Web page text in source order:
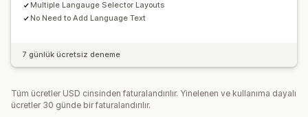
Multiple Langauge Selector Layouts
No Need to Add Language Text
7 günlük ücretsiz deneme
Tüm ücretler USD cinsinden faturalandırılır. Yinelenen ve kullanıma dayalı
ücretler 30 günde bir faturalandırılır.